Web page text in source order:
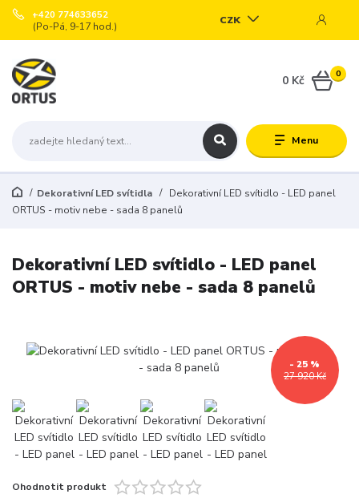
Menu
CZK
+420 774633652
(Po-Pá, 9-17 hod.)
0
0 Kč
Dekorativní LED svítidla
Dekorativní LED svítidlo - LED panel
ORTUS - motiv nebe - sada 8 panelů
Dekorativní LED svítidlo - LED panel
ORTUS - motiv nebe - sada 8 panelů
27 920 Kč
- 25 %
Ohodnotit produkt